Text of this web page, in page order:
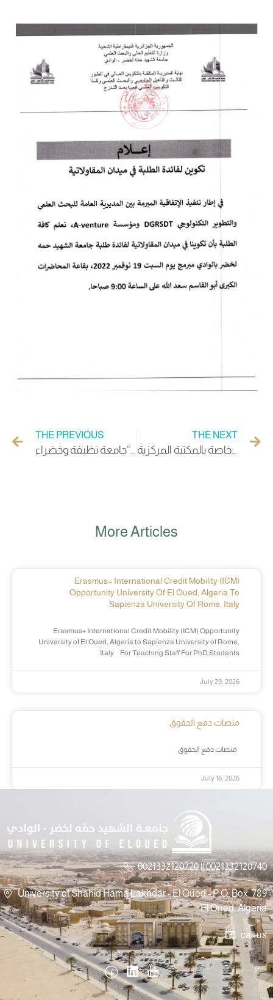
THE PREVIOUS THE NEXT
اعلانات خاصة بالمكتبة المركزية
More Articles
Erasmus+ International Credit Mobility (ICM)
Opportunity University Of El Oued, Algeria To
Sapienza University Of Rome, Italy
Erasmus+ International Credit Mobility (ICM) Opportunity
University of El Oued, Algeria to Sapienza University of Rome,
Italy For Teaching Staff For PhD Students
July 29, 2026
منصات دفع الحقوق
July 16, 2026
0021332120720 || 0021332120740
University of Shahid Hama Lakhdar - El Oued - P.O. Box: 789
El Oued, Algeria
call us